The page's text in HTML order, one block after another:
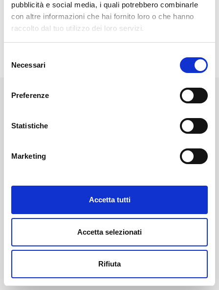
pubblicità e social media, i quali potrebbero combinarle
con altre informazioni che hai fornito loro o che hanno
raccolto dal tuo utilizzo dei loro servizi.
delNecessari
Preferenze
Statistiche
Marketing
Accetta tutti
Accetta selezionati
Rifiuta
Eventi Sportivi Palmanova – Associazione
Sportiva Dilettantistica | Via Grado, 5 – 33057
Palmanova (UD)
Eventi Sportivi Palmanova A.S.D. websiteis